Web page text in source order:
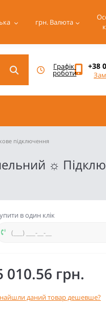
грн. Валюта
Графік
роботи
+38
підключення
☼
в один клік
010.56 грн.
даний товар дешевше?